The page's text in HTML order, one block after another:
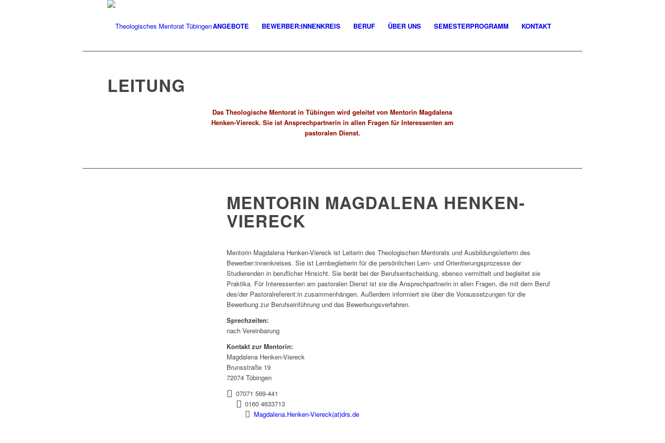
ANGEBOTE BEWERBER:INNENKREIS BERUF ÜBER UNS SEMESTERPROGRAMM KONTAKT
LEITUNG
Das Theologische Mentorat in Tübingen wird geleitet von Mentorin Magdalena
Henken-Viereck. Sie ist Ansprechpartnerin in allen Fragen für Interessenten am
pastoralen Dienst.
MENTORIN MAGDALENA HENKEN-
VIERECK
Mentorin Magdalena Henken-Viereck ist Leiterin des Theologischen Mentorats und Ausbildungsleiterin des
Bewerber:innenkreises. Sie ist Lernbegleiterin für die persönlichen Lern- und Orientierungs­prozesse der
Studierenden in beruflicher Hinsicht. Sie berät bei der Berufsentscheidung, ebenso vermittelt und begleitet sie
Praktika. Für Interessenten am pastoralen Dienst ist sie die Ansprechpartnerin in allen Fragen, die mit dem Beruf
des/der Pastoralreferent:in zusammenhängen. Außerdem informiert sie über die Voraussetzungen für die
Bewerbung zur Berufs­ein­führung und das Bewerbungsverfahren.
Sprechzeiten:
nach Vereinbarung
Kontakt zur Mentorin:
Magdalena Henken-Viereck
Brunsstraße 19
72074 Tübingen
07071 569-441
0160 4633713
Magdalena.Henken-Viereck(at)drs.de